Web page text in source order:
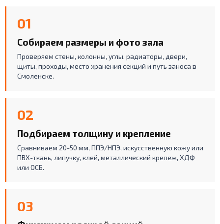
01
Собираем размеры и фото зала
Проверяем стены, колонны, углы, радиаторы, двери,
щиты, проходы, место хранения секций и путь заноса в
Смоленске.
02
Подбираем толщину и крепление
Сравниваем 20-50 мм, ППЭ/НПЭ, искусственную кожу или
ПВХ-ткань, липучку, клей, металлический крепеж, ХДФ
или ОСБ.
03